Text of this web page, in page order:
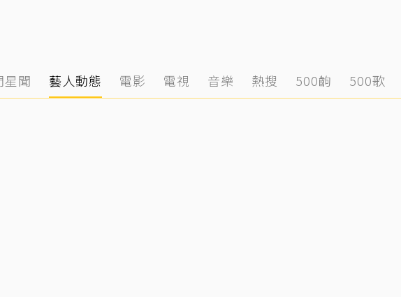
星聞 藝人動態 電影 電視 音樂 熱搜 500齣 500歌